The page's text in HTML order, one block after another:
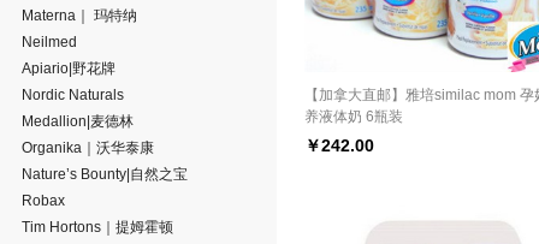
【加拿大直邮】雅培similac mom 孕
养液体奶 6瓶装
￥242.00
Materna｜ 玛特纳
Neilmed
Apiario|野花牌
Nordic Naturals
Medallion|麦德林
Organika｜沃华泰康
Nature’s Bounty|自然之宝
Robax
Tim Hortons｜提姆霍顿